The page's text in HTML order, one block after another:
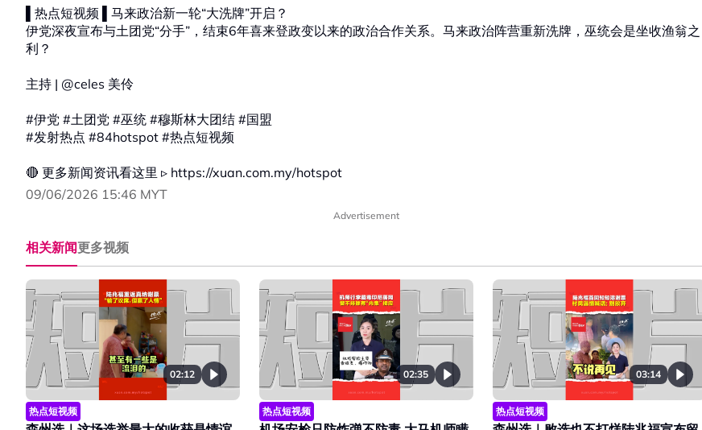
▌热点短视频 ▌马来政治新一轮“大洗牌”开启？
伊党深夜宣布与土团党“分手”，结束6年喜来登政变以来的政治合作关系。马来政治阵营重新洗牌，巫统会是坐收渔翁之
利？
主持 | @celes 美伶
#伊党 #土团党 #巫统 #穆斯林大团结 #国盟
#发射热点 #84hotspot #热点短视频
🔴 更多新闻资讯看这里 ▹ https://xuan.com.my/hotspot
09/06/2026 15:46 MYT
Advertisement
相关新闻更多视频
02:12
热点短视频
02:35
热点短视频
03:14
热点短视频